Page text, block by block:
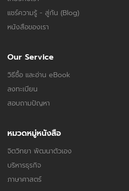
แชร์ความรู้ - สู่กัน (Blog)
หนังสือของเรา
Our Service
วิธีซื้อ และอ่าน eBook
ลงทะเบียน
สอบถามปัญหา
หมวดหมู่หนังสือ
จิตวิทยา พัฒนาตัวเอง
บริหารธุรกิจ
ภาษาศาสตร์